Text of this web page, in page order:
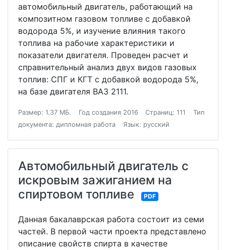
автомобильный двигатель, работающий на
композитном газовом топливе с добавкой
водорода 5%, и изучение влияния такого
топлива на рабочие характеристики и
показатели двигателя. Проведен расчет и
справнительный анализ двух видов газовых
топлив: СПГ и КГТ с добавкой водорода 5%,
на базе двигателя ВАЗ 2111.
Размер: 1.37 МБ. Год создания 2016 Страниц: 111
Тип
документа: дипломная работа
Язык: русский
Автомобильный двигатель с
искровым зажиганием на
спиртовом топливе
PDF
Данная бакалаврская работа состоит из семи
частей. В первой части проекта представлено
описание свойств спирта в качестве